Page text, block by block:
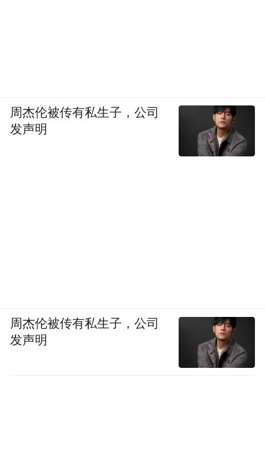
周杰伦被传有私生子，公司
发声明
周杰伦被传有私生子，公司
发声明